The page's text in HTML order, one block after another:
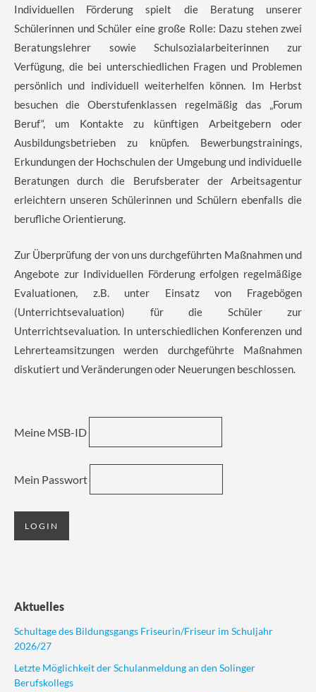
Individuellen Förderung spielt die Beratung unserer
Schülerinnen und Schüler eine große Rolle: Dazu stehen zwei
Beratungslehrer sowie Schulsozialarbeiterinnen zur
Verfügung, die bei unterschiedlichen Fragen und Problemen
persönlich und individuell weiterhelfen können. Im Herbst
besuchen die Oberstufenklassen regelmäßig das „Forum
Beruf“, um Kontakte zu künftigen Arbeitgebern oder
Ausbildungsbetrieben zu knüpfen. Bewerbungstrainings,
Erkundungen der Hochschulen der Umgebung und individuelle
Beratungen durch die Berufsberater der Arbeitsagentur
erleichtern unseren Schülerinnen und Schülern ebenfalls die
berufliche Orientierung.
Zur Überprüfung der von uns durchgeführten Maßnahmen und
Angebote zur Individuellen Förderung erfolgen regelmäßige
Evaluationen, z.B. unter Einsatz von Fragebögen
(Unterrichtsevaluation) für die Schüler zur
Unterrichtsevaluation. In unterschiedlichen Konferenzen und
Lehrerteamsitzungen werden durchgeführte Maßnahmen
diskutiert und Veränderungen oder Neuerungen beschlossen.
Meine MSB-ID
Mein Passwort
Aktuelles
Schultage des Bildungsgangs Friseurin/Friseur im Schuljahr
2026/27
Letzte Möglichkeit der Schulanmeldung an den Solinger
Berufskollegs